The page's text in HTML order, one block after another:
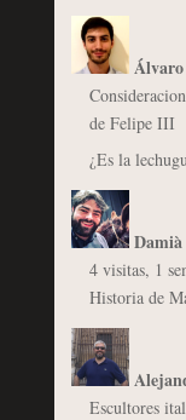
Álvaro
de Felipe III
¿Es la
4 visitas, 1
Historia de
Escultores